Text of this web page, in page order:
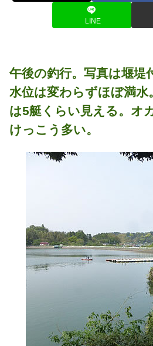
LINE
午後の釣行。写真は堰堤
水位は変わらずほぼ満水
は5艇くらい見える。オ
けっこう多い。